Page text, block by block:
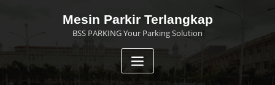
Mesin Parkir Terlangkap
BSS PARKING Your Parking Solution